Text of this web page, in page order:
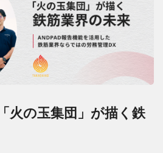
火の玉集団」が描く鉄